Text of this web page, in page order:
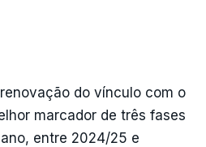
do vínculo com o
marcador de três fases
entre 2024/25 e